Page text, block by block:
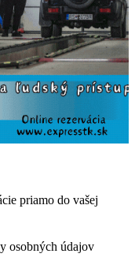
priamo do vašej
osobných údajov